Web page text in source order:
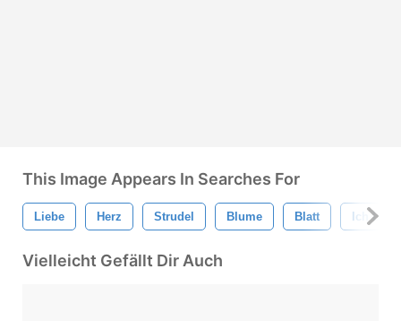
This Image Appears In Searches For
Liebe Herz Strudel Blume Blatt Ich
Vielleicht Gefällt Dir Auch